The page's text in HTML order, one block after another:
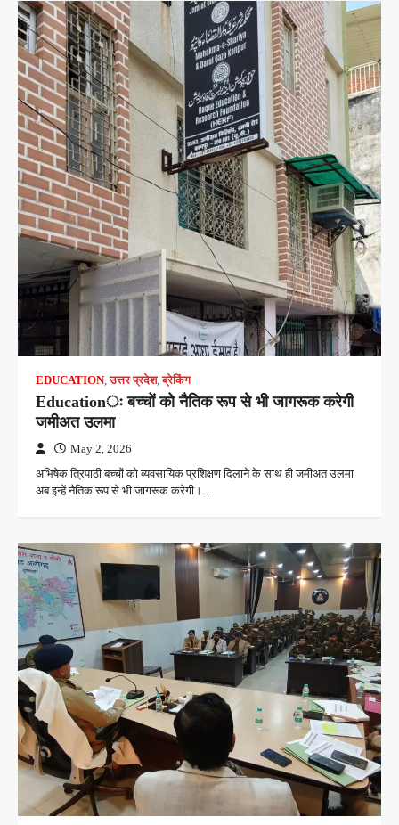
EDUCATION,उत्तर प्रदेश,ब्रेकिंग
Educationः बच्चों को नैतिक रूप से भी जागरूक करेगी
जमीअत उलमा
May 2, 2026
अभिषेक त्रिपाठी बच्चों को व्यवसायिक प्रशिक्षण दिलाने के साथ ही जमीअत उलमा
अब इन्हें नैतिक रूप से भी जागरूक करेगी।…